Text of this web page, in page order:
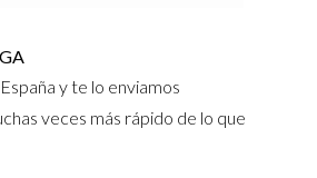
y te lo enviamos
veces más rápido de lo que